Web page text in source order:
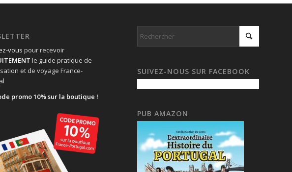
vous pour recevoir
le guide pratique de
et de voyage France-
promo 10% sur la boutique !
SUIVEZ-NOUS SUR FACEBOOK
PUB AMAZON